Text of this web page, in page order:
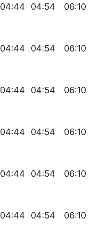
04:44 04:54 06:10
04:44 04:54 06:10
04:44 04:54 06:10
04:44 04:54 06:10
04:44 04:54 06:10
04:44 04:54 06:10